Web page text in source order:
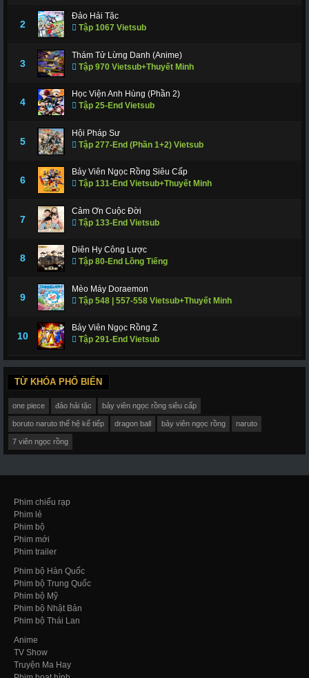
2
Đảo Hải Tặc
Tập 1067 Vietsub
3
Thám Tử Lừng Danh (Anime)
Tập 970 Vietsub+Thuyết Minh
4
Học Viện Anh Hùng (Phần 2)
Tập 25-End Vietsub
5
Hội Pháp Sư
Tập 277-End (Phần 1+2) Vietsub
6
Bảy Viên Ngọc Rồng Siêu Cấp
Tập 131-End Vietsub+Thuyết Minh
7
Cảm Ơn Cuộc Đời
Tập 133-End Vietsub
8
Diên Hy Công Lược
Tập 80-End Lồng Tiếng
9
Mèo Máy Doraemon
Tập 548 | 557-558 Vietsub+Thuyết Minh
10
Bảy Viên Ngọc Rồng Z
Tập 291-End Vietsub
TỪ KHÓA PHỔ BIẾN
one piece đảo hải tặc bảy viên ngọc rồng siêu cấp
boruto naruto thế hệ kế tiếp dragon ball bảy viên ngọc rồng naruto
7 viên ngọc rồng
Phim chiếu rạp
Phim lẻ
Phim bộ
Phim mới
Phim trailer
Phim bộ Hàn Quốc
Phim bộ Trung Quốc
Phim bộ Mỹ
Phim bộ Nhật Bản
Phim bộ Thái Lan
Anime
TV Show
Truyện Ma Hay